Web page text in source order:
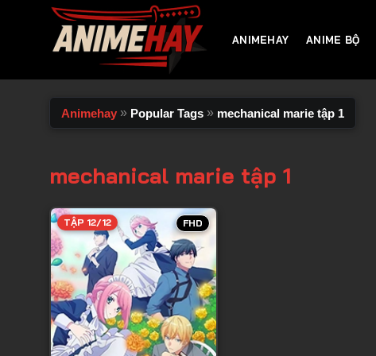
ANIMEHAY ANIME BỘ
Animehay » Popular Tags » mechanical marie tập 1
mechanical marie tập 1
FHD
TẬP 12/12